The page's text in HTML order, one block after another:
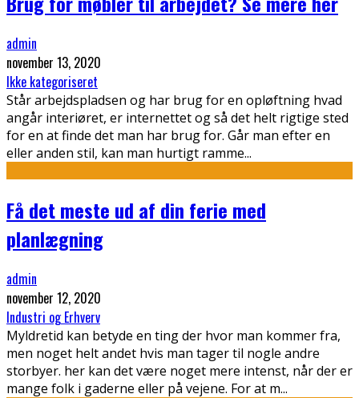
admin
november 13, 2020
Ikke kategoriseret
Står arbejdspladsen og har brug for en opløftning hvad
angår interiøret, er internettet og så det helt rigtige sted
for en at finde det man har brug for. Går man efter en
eller anden stil, kan man hurtigt ramme...
Få det meste ud af din ferie med
planlægning
admin
november 12, 2020
Industri og Erhverv
Myldretid kan betyde en ting der hvor man kommer fra,
men noget helt andet hvis man tager til nogle andre
storbyer. her kan det være noget mere intenst, når der er
mange folk i gaderne eller på vejene. For at m...